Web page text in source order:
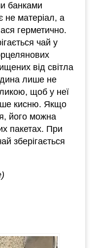
банками
не матеріал, а
герметично.
чай у
від світла
лише не
щоб у неї
кисню. Якщо
його можна
пакетах. При
зберігається